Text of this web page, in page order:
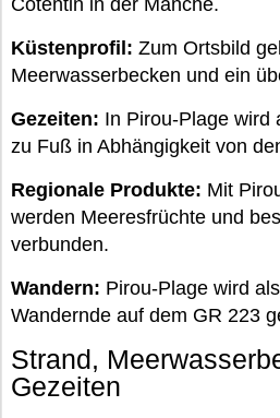
Cotentin in der Manche.
Küstenprofil: Zum Ortsbild
Meerwasserbecken und ein
Gezeiten: In Pirou-Plage wird
zu Fuß in Abhängigkeit von
Regionale Produkte: Mit
werden Meeresfrüchte und
verbunden.
Wandern: Pirou-Plage wird
Wandernde auf dem GR 223
Strand,
Gezeiten